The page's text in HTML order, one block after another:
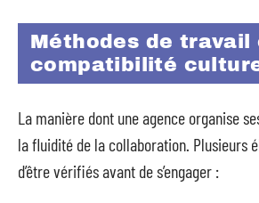
Méthodes de travail
compatibilité
La manière dont une agence organise
la fluidité de la collaboration. Plusieurs
d’être vérifiés avant de s’engager :